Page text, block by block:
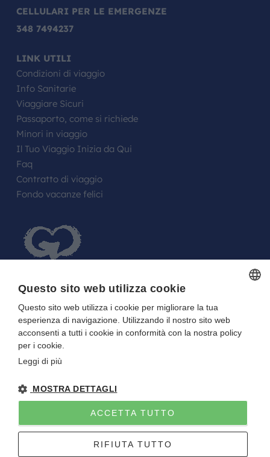
CELLULARI PER LE EMERGENZE
348 7494237
LINK UTILI
Condizioni di viaggio
Info Sanitarie
Viaggiare Sicuri
Passaporto, come si richiede
Minori in viaggio
Il Tuo Viaggio Inizia da Qui
Faq
Contratto di viaggio
Fondo vacanze felici
FARE UN REGALO AGLI SPOSI O A UN
FESTEGGIATO?
La tua Lista in Viaggio…
Gitan viaggiNOTE LEGALI-PRIVACY- DIRETTIVA UE 2015/2032
P.I. E C.F. 01922670227 - CAPITALE SOCIALE I.V. 10.000 EURO
Questo sito web utilizza cookie
Questo sito web utilizza i cookie per migliorare la tua
esperienza di navigazione. Utilizzando il nostro sito web
acconsenti a tutti i cookie in conformità con la nostra policy
per i cookie.
Leggi di più
MOSTRA DETTAGLI
ACCETTA TUTTO
RIFIUTA TUTTO